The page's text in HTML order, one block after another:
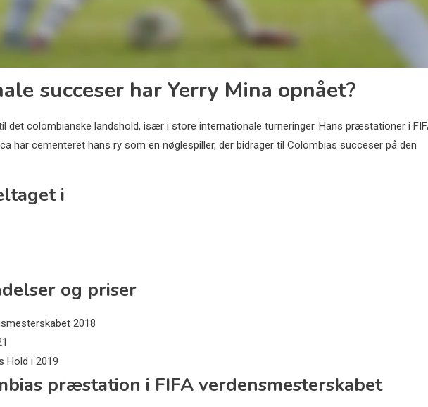
succeser har Yerry Mina opnået?
det colombianske landshold, især i store internationale turneringer. Hans præstationer i
har cementeret hans ry som en nøglespiller, der bidrager til Colombias succeser på den
i
og priser
2018
Hold i 2019
præstation i FIFA verdensmesterskabet